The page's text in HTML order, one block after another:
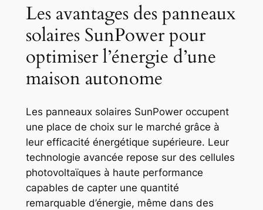
Les avantages des panneaux
solaires SunPower pour
optimiser l’énergie d’une
maison autonome
Les panneaux solaires SunPower occupent
une place de choix sur le marché grâce à
leur efficacité énergétique supérieure. Leur
technologie avancée repose sur des cellules
photovoltaïques à haute performance
capables de capter une quantité
remarquable d’énergie, même dans des